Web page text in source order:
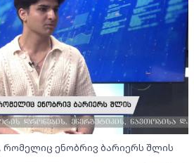
რომელიც ენობრივ ბარიერს შლის